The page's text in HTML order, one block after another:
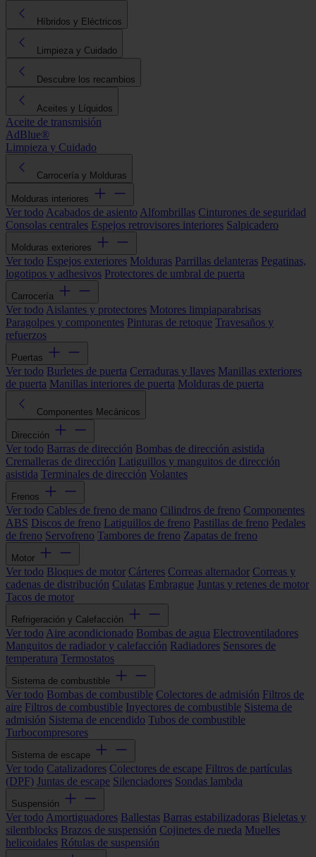
Híbridos y Eléctricos
Limpieza y Cuidado
Descubre los recambios
Aceites y Líquidos
Aceite de transmisión
AdBlue®
Limpieza y Cuidado
Carrocería y Molduras
Molduras interiores
Ver todo Acabados de asiento Alfombrillas Cinturones de seguridad
Consolas centrales Espejos retrovisores interiores Salpicadero
Molduras exteriores
Ver todo Espejos exteriores Molduras Parrillas delanteras Pegatinas,
logotipos y adhesivos Protectores de umbral de puerta
Carrocería
Ver todo Aislantes y protectores Motores limpiaparabrisas
Paragolpes y componentes Pinturas de retoque Travesaños y
refuerzos
Puertas
Ver todo Burletes de puerta Cerraduras y llaves Manillas exteriores
de puerta Manillas interiores de puerta Molduras de puerta
Componentes Mecánicos
Dirección
Ver todo Barras de dirección Bombas de dirección asistida
Cremalleras de dirección Latiguillos y manguitos de dirección
asistida Terminales de dirección Volantes
Frenos
Ver todo Cables de freno de mano Cilindros de freno Componentes
ABS Discos de freno Latiguillos de freno Pastillas de freno Pedales
de freno Servofreno Tambores de freno Zapatas de freno
Motor
Ver todo Bloques de motor Cárteres Correas alternador Correas y
cadenas de distribución Culatas Embrague Juntas y retenes de motor
Tacos de motor
Refrigeración y Calefacción
Ver todo Aire acondicionado Bombas de agua Electroventiladores
Manguitos de radiador y calefacción Radiadores Sensores de
temperatura Termostatos
Sistema de combustible
Ver todo Bombas de combustible Colectores de admisión Filtros de
aire Filtros de combustible Inyectores de combustible Sistema de
admisión Sistema de encendido Tubos de combustible
Turbocompresores
Sistema de escape
Ver todo Catalizadores Colectores de escape Filtros de partículas
(DPF) Juntas de escape Silenciadores Sondas lambda
Suspensión
Ver todo Amortiguadores Ballestas Barras estabilizadoras Bieletas y
silentblocks Brazos de suspensión Cojinetes de rueda Muelles
helicoidales Rótulas de suspensión